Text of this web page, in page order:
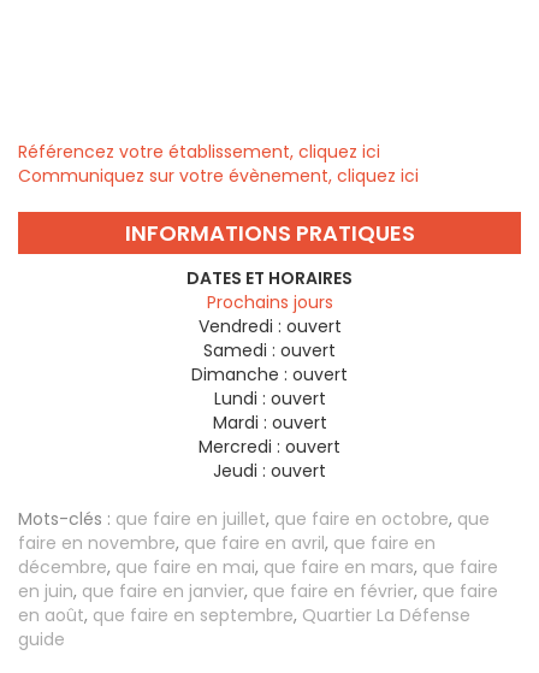
Référencez votre établissement, cliquez ici
Communiquez sur votre évènement, cliquez ici
INFORMATIONS PRATIQUES
DATES ET HORAIRES
Prochains jours
Vendredi : ouvert
Samedi : ouvert
Dimanche : ouvert
Lundi : ouvert
Mardi : ouvert
Mercredi : ouvert
Jeudi : ouvert
Mots-clés : que faire en juillet, que faire en octobre, que
faire en novembre, que faire en avril, que faire en
décembre, que faire en mai, que faire en mars, que faire
en juin, que faire en janvier, que faire en février, que faire
en août, que faire en septembre, Quartier La Défense
guide